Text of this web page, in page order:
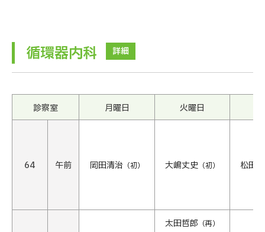
循環器内科 詳細
診察室 月曜日 火曜日
64 午前 岡田清治 （初） 大嶋丈史 （初） 松田
太田哲郎 （再）